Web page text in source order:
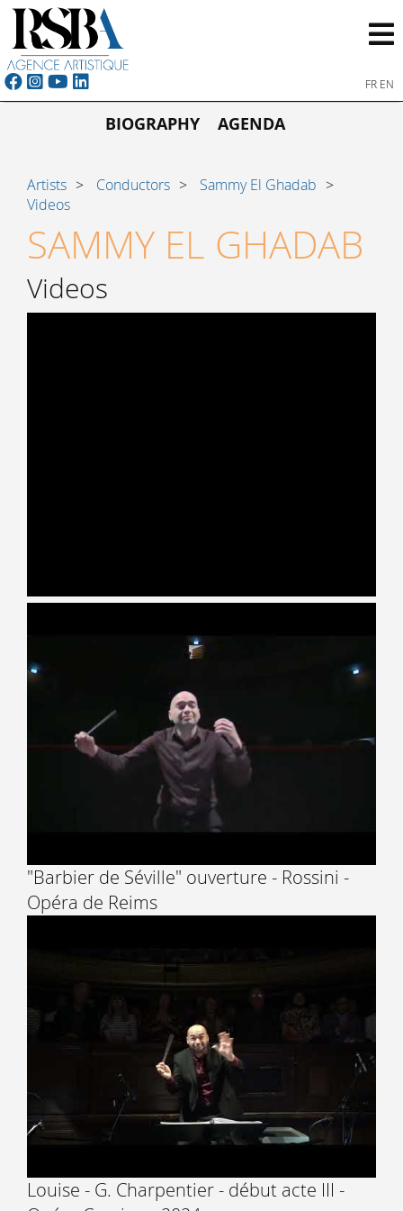
FR EN
BIOGRAPHY AGENDA
Artists Conductors
Sammy El Ghadab
Videos
SAMMY EL GHADAB
Videos
"Barbier de Séville" ouverture - Rossini -
Opéra de Reims
Louise - G. Charpentier - début acte III -